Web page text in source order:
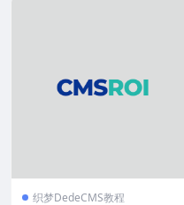
织梦DedeCMS教程